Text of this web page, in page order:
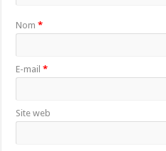
Nom*
E-mail*
Site web